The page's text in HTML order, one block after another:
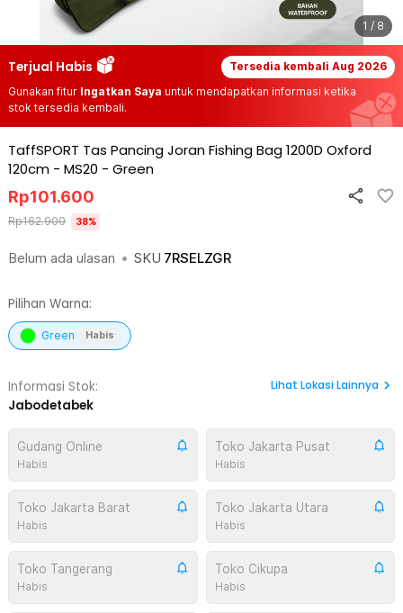
1 / 8
Terjual Habis Tersedia kembali Aug 2026
Gunakan fitur Ingatkan Saya untuk mendapatkan informasi ketika
stok tersedia kembali.
TaffSPORT Tas Pancing Joran Fishing Bag 1200D Oxford
120cm - MS20 - Green
Belum ada ulasan • SKU 7RSELZGR
Rp101.600
Rp162.900 38%
Pilihan Warna:
Green Habis
Informasi Stok:
Jabodetabek
Lihat Lokasi Lainnya
Gudang Online
Habis
Toko Jakarta Pusat
Habis
Toko Jakarta Barat
Habis
Toko Jakarta Utara
Habis
Toko Tangerang
Habis
Toko Cikupa
Habis